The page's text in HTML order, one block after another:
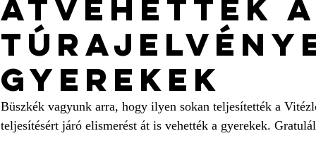
Átvehették a
gyerekek
Büszkék vagyunk arra, hogy ilyen sokan teljesítették a
teljesítésért járó elismerést át is vehették a gyerekek.